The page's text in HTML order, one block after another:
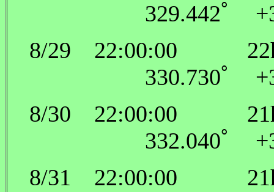
329.442ﾟ
8/29 22:00:00
330.730ﾟ
8/30 22:00:00
332.040ﾟ
8/31 22:00:00